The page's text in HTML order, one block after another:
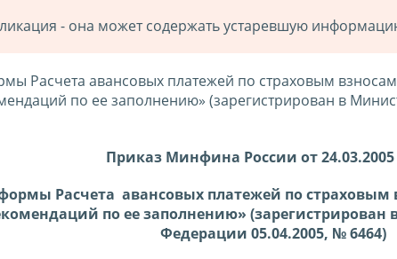
- она может содержать устаревшую
Расчета авансовых платежей по страховым
по ее заполнению» (зарегистрирован в
Приказ Минфина России от
Расчета авансовых платежей по страховым
по ее заполнению»
Федерации 05.04.2005, № 6464)